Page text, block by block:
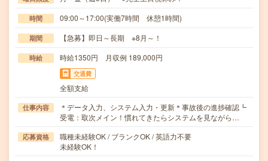
時間 09:00～17:00(実働7時間 休憩1時間)
期間 【急募】即日～長期 ※8月～！
時給 時給1350円 月収例 189,000円
交通費
全額支給
仕事内容
＊データ入力、システム入力・更新＊事故後の進捗確認┗
受電：取次メイン！慣れてきたらシステムを見ながら…
応募資格
職種未経験OK / ブランクOK / 英語力不要
未経験OK！